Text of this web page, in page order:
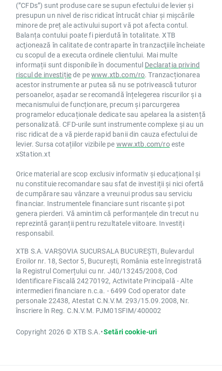
(”CFDs”) sunt produse care se supun efectului de levier și
presupun un nivel de risc ridicat întrucât chiar și mișcările
minore de preț ale activului suport vă pot afecta contul.
Balanța contului poate fi pierdută în totalitate. XTB
acţionează în calitate de contraparte în tranzacţiile încheiate
cu scopul de a executa ordinele clientului. Mai multe
informații sunt disponibile în documentul Declarația privind
riscul de investițiede pewww.xtb.com/ro. Tranzacționarea
acestor instrumente ar putea să nu se potrivească tuturor
persoanelor, așadar se recomandă înțelegerea riscurilor și a
mecanismului de funcționare, precum și parcurgerea
programelor educaționale dedicate sau apelarea la asistență
personalizată. CFD-urile sunt instrumente complexe și au un
risc ridicat de a vă pierde rapid banii din cauza efectului de
levier. Sursa cotațiilor vizibile pe www.xtb.com/roeste
xStation.xt
Orice material are scop exclusiv informativ și educațional și
nu constituie recomandare sau sfat de investiții și nici ofertă
de cumpărare sau vânzare a vreunui produs sau serviciu
financiar. Instrumentele financiare sunt riscante și pot
genera pierderi. Vă amintim că performanțele din trecut nu
reprezintă garanții pentru rezultatele viitoare. Investiți
responsabil.
XTB S.A. VARȘOVIA SUCURSALA BUCUREȘTI, Bulevardul
Eroilor nr. 18, Sector 5, București, România este înregistrată
la Registrul Comerțului cu nr. J40/13245/2008, Cod
Identificare Fiscală 24270192, Activitate Principală - Alte
intermedieri financiare n.c.a. - 6499 Cod operator date
personale 22438, Atestat C.N.V.M. 293/15.09.2008, Nr.
înscriere în Reg. C.N.V.M. PJM01SFIM/400002
Copyright 2026 © XTB S.A.•Setări cookie-uri